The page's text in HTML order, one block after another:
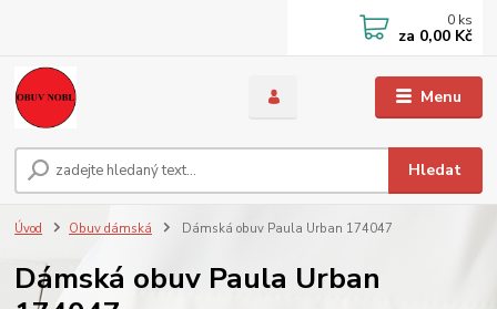
Menu
Hledat
0 ks
za 0,00 Kč
Úvod Obuv dámská Dámská obuv Paula Urban 174047
Dámská obuv Paula Urban